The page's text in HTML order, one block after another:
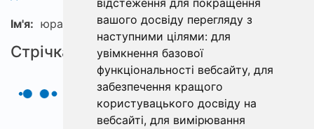
відстеження для покращення
вашого досвіду перегляду з
наступними цілями: для
увімкнення базової
функціональності вебсайту, для
забезпечення кращого
користувацького досвіду на
вебсайті, для вимірювання
Ім'я: юра
Стрічка